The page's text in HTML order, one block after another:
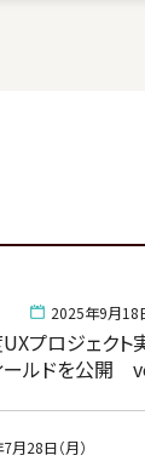
UXプロジェク
ールドを公開
2025年9月18
月28日（月）